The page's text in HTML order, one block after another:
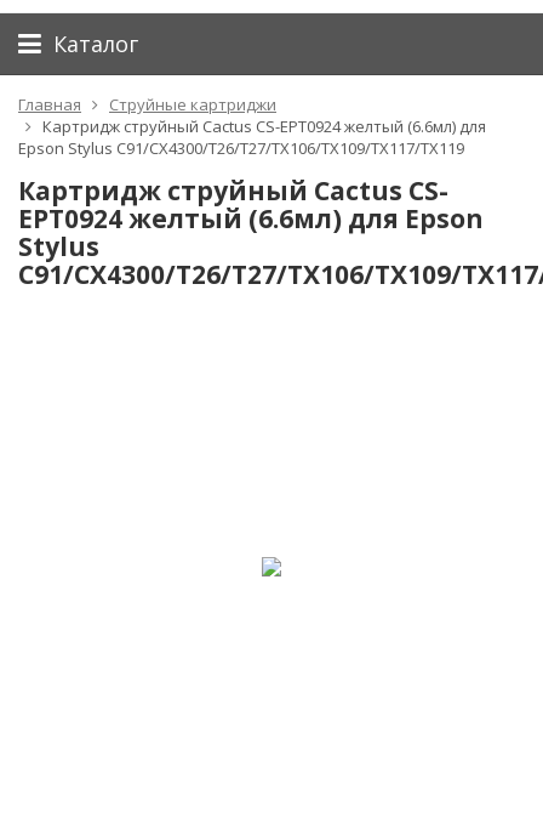
Каталог
Главная
Струйные картриджи
Картридж струйный Cactus CS-EPT0924 желтый (6.6мл) для
Epson Stylus C91/CX4300/T26/T27/TX106/TX109/TX117/TX119
Картридж струйный Cactus CS-
EPT0924 желтый (6.6мл) для Epson
Stylus
C91/CX4300/T26/T27/TX106/TX109/